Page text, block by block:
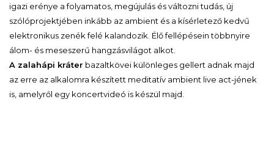
igazi erénye a folyamatos, megújulás és változni tudás, új
szólóprojektjében inkább az ambient és a kísérletező kedvű
elektronikus zenék felé kalandozik. Élő fellépésein többnyire
álom- és meseszerű hangzásvilágot alkot.
A zalahápi kráter bazaltkövei különleges gellert adnak majd
az erre az alkalomra készített meditatív ambient live act-jének
is, amelyről egy koncertvideó is készül majd.